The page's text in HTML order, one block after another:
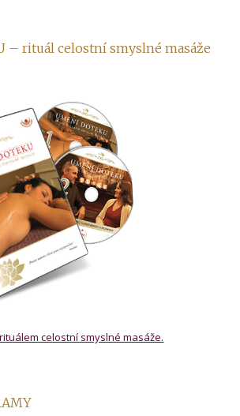
– rituál celostní smyslné masáže
rituálem celostní smyslné masáže.